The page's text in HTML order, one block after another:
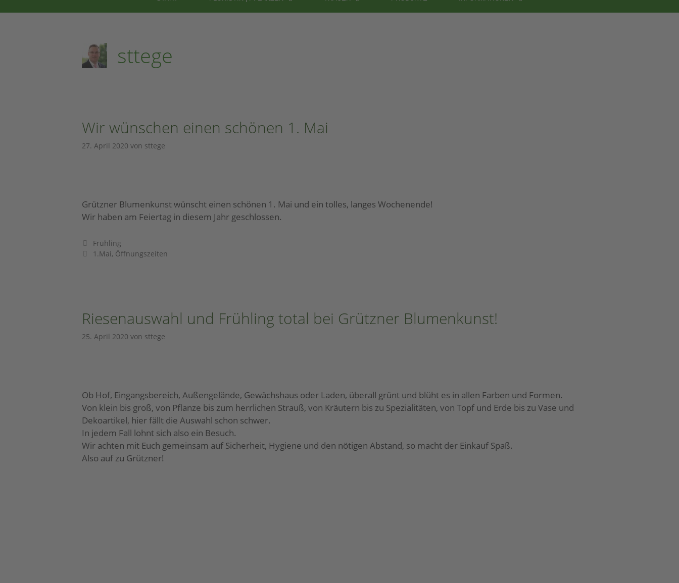
sttege
Wir wünschen einen schönen 1. Mai
27. April 2020 von sttege
Grützner Blumenkunst wünscht einen schönen 1. Mai und ein tolles, langes Wochenende!
Wir haben am Feiertag in diesem Jahr geschlossen.
Frühling
1.Mai, Öffnungszeiten
Riesenauswahl und Frühling total bei Grützner Blumenkunst!
25. April 2020 von sttege
Ob Hof, Eingangsbereich, Außengelände, Gewächshaus oder Laden, überall grünt und blüht es in allen Farben und Formen.
Von klein bis groß, von Pflanze bis zum herrlichen Strauß, von Kräutern bis zu Spezialitäten, von Topf und Erde bis zu Vase und
Dekoartikel, hier fällt die Auswahl schon schwer.
In jedem Fall lohnt sich also ein Besuch.
Wir achten mit Euch gemeinsam auf Sicherheit, Hygiene und den nötigen Abstand, so macht der Einkauf Spaß.
Also auf zu Grützner!